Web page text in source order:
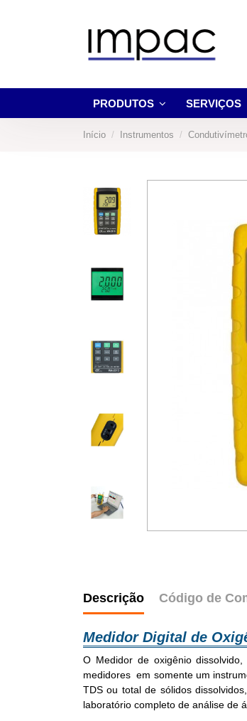
PRODUTOS SERVIÇOS
Início Instrumentos
Descrição Código de
Medidor Digital de
O Medidor de oxigênio
medidores em somente um
TDS ou total de sólidos
laboratório completo de análise de